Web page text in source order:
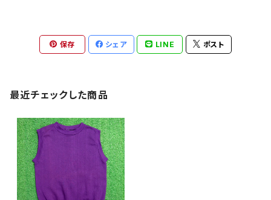
保存 シェア LINE ポスト
最近チェックした商品